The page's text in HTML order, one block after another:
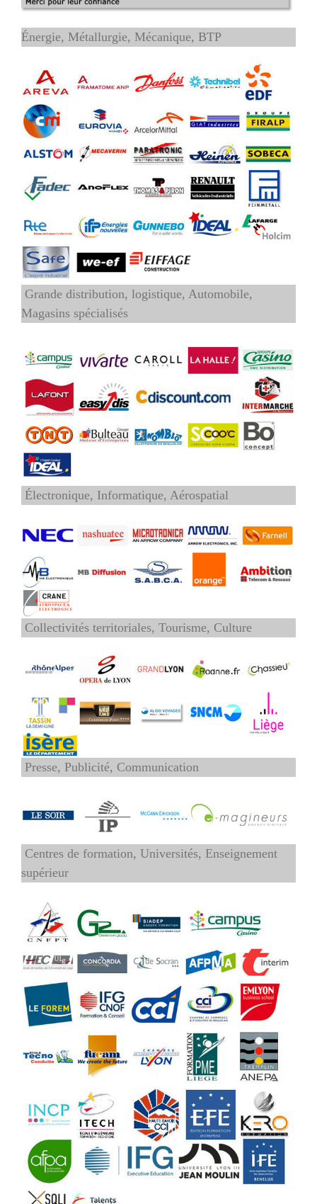
Énergie, Métallurgie, Mécanique, BTP
Grande distribution, logistique, Automobile,
Magasins spécialisés
Électronique, Informatique, Aérospatial
Collectivités territoriales, Tourisme, Culture
Presse, Publicité, Communication
Centres de formation, Universités, Enseignement
supérieur